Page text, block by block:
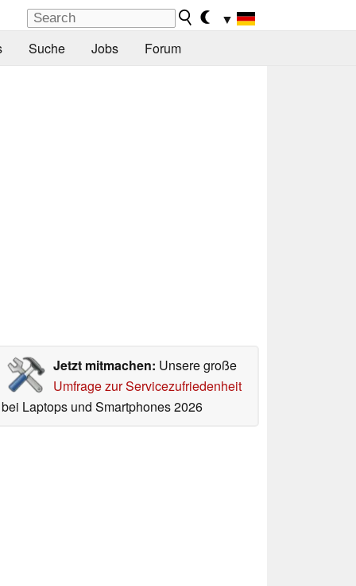
▼
Suche Jobs Forum
Jetzt mitmachen: Unsere große
Umfrage zur Servicezufriedenheit
bei Laptops und Smartphones 2026